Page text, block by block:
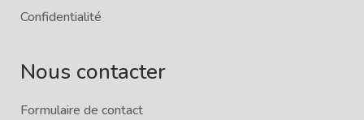
Confidentialité
Nous contacter
Formulaire de contact